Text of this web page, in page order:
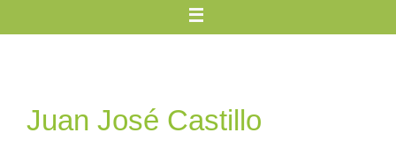
Juan José Castillo